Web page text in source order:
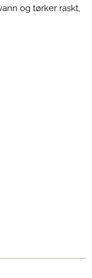
og tørker raskt,